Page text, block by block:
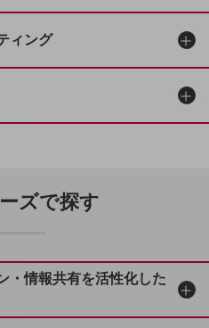
ィング
ズで探す
・情報共有を活性化した